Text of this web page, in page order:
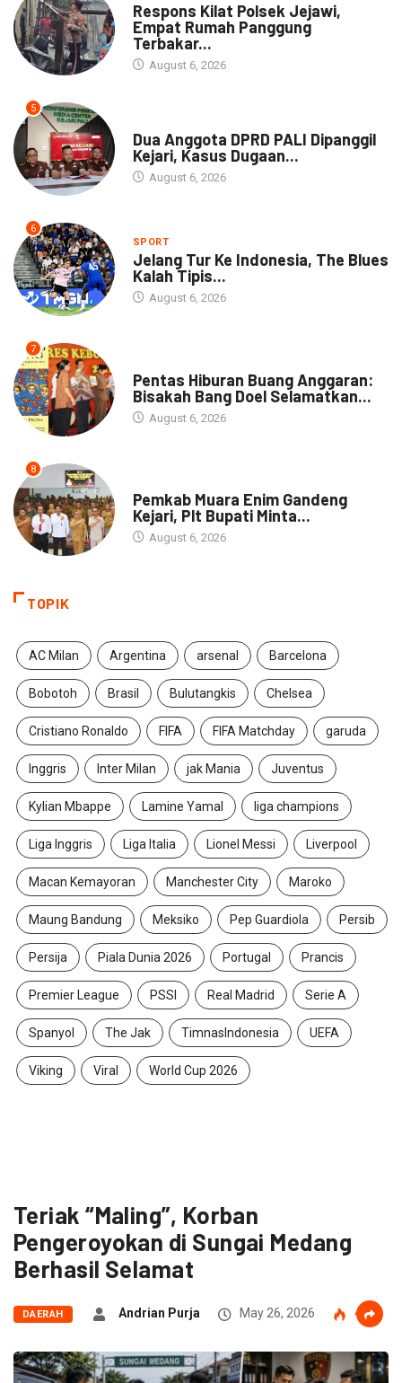
Respons Kilat Polsek Jejawi,
Empat Rumah Panggung
Terbakar...
August 6, 2026
5
Dua Anggota DPRD PALI Dipanggil
Kejari, Kasus Dugaan...
August 6, 2026
6
SPORT
Jelang Tur Ke Indonesia, The Blues
Kalah Tipis...
August 6, 2026
7
Pentas Hiburan Buang Anggaran:
Bisakah Bang Doel Selamatkan...
August 6, 2026
8
Pemkab Muara Enim Gandeng
Kejari, Plt Bupati Minta...
August 6, 2026
TOPIK
AC Milan Argentina arsenal Barcelona
Bobotoh Brasil Bulutangkis Chelsea
Cristiano Ronaldo FIFA FIFA Matchday garuda
Inggris Inter Milan jak Mania Juventus
Kylian Mbappe Lamine Yamal liga champions
Liga Inggris Liga Italia Lionel Messi Liverpool
Macan Kemayoran Manchester City Maroko
Maung Bandung Meksiko Pep Guardiola Persib
Persija Piala Dunia 2026 Portugal Prancis
Premier League PSSI Real Madrid Serie A
Spanyol The Jak TimnasIndonesia UEFA
Viking Viral World Cup 2026
Teriak “Maling”, Korban
Pengeroyokan di Sungai Medang
Berhasil Selamat
DAERAH Andrian Purja May 26, 2026 41